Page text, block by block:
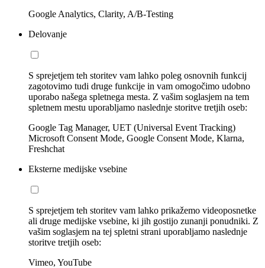
Google Analytics, Clarity, A/B-Testing
Delovanje
S sprejetjem teh storitev vam lahko poleg osnovnih funkcij
zagotovimo tudi druge funkcije in vam omogočimo udobno
uporabo našega spletnega mesta. Z vašim soglasjem na tem
spletnem mestu uporabljamo naslednje storitve tretjih oseb:
Google Tag Manager, UET (Universal Event Tracking)
Microsoft Consent Mode, Google Consent Mode, Klarna,
Freshchat
Eksterne medijske vsebine
S sprejetjem teh storitev vam lahko prikažemo videoposnetke
ali druge medijske vsebine, ki jih gostijo zunanji ponudniki. Z
vašim soglasjem na tej spletni strani uporabljamo naslednje
storitve tretjih oseb:
Vimeo, YouTube